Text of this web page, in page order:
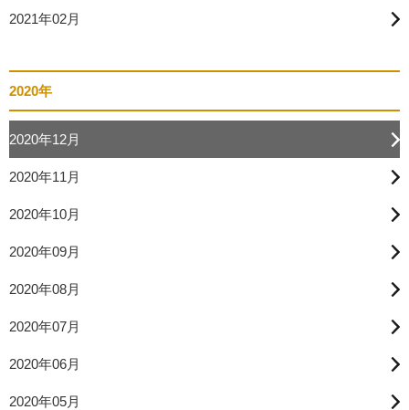
2021年02月
2020年
2020年12月
2020年11月
2020年10月
2020年09月
2020年08月
2020年07月
2020年06月
2020年05月